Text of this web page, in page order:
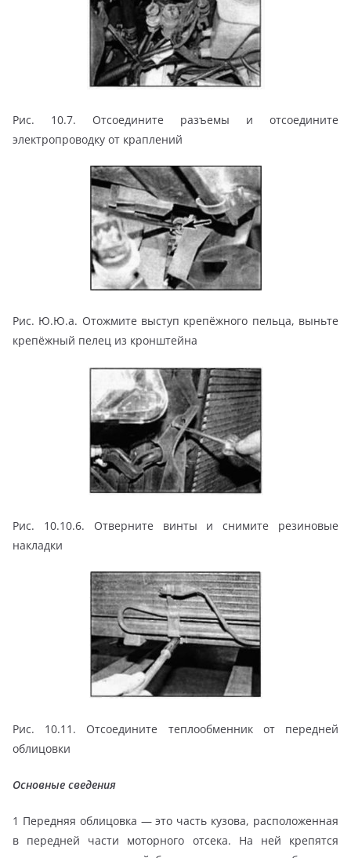
Рис. 10.7. Отсоедините разъемы и отсоедините
электропроводку от краплений
Рис. Ю.Ю.а. Отожмите выступ крепёжного пельца, выньте
крепёжный пелец из кронштейна
Рис. 10.10.6. Отверните винты и снимите резиновые
накладки
Рис. 10.11. Отсоедините теплообменник от передней
облицовки
Основные сведения
1 Передняя облицовка — это часть кузова, расположенная
в передней части моторного отсека. На ней крепятся